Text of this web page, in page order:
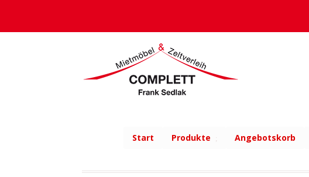
Start Produkte Angebotskorb